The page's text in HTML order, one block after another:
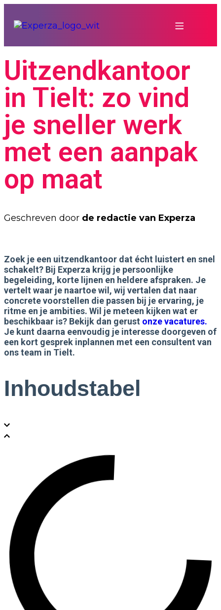
Uitzendkantoor
in Tielt: zo vind
je sneller werk
met een aanpak
op maat
Geschreven door de redactie van Experza
Zoek je een uitzendkantoor dat écht luistert en snel
schakelt? Bij Experza krijg je persoonlijke
begeleiding, korte lijnen en heldere afspraken. Je
vertelt waar je naartoe wil, wij vertalen dat naar
concrete voorstellen die passen bij je ervaring, je
ritme en je ambities. Wil je meteen kijken wat er
beschikbaar is? Bekijk dan gerust onze vacatures.
Je kunt daarna eenvoudig je interesse doorgeven of
een kort gesprek inplannen met een consultent van
ons team in Tielt.
Inhoudstabel